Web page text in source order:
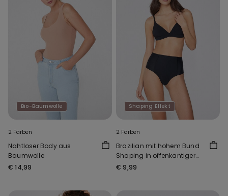
Bio-Baumwolle
2 Farben
Nahtloser Body aus
Baumwolle
€ 14,99
Shaping Effekt
2 Farben
Brazilian mit hohem Bund
Shaping in offenkantiger
Verarbeitung
€ 9,99